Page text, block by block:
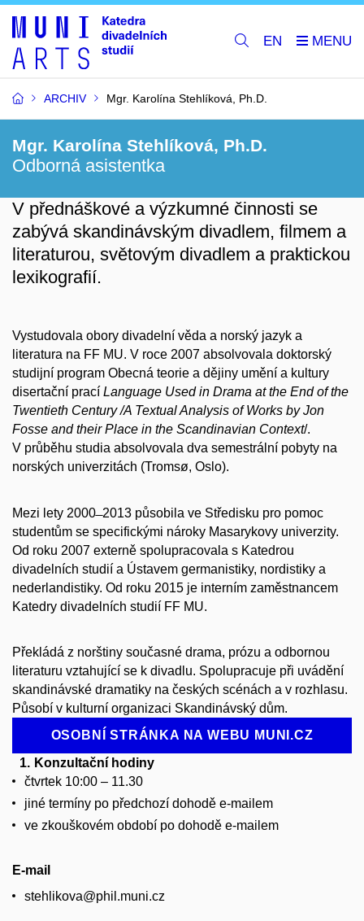
EN
ARCHIV Mgr. Karolína Stehlíková, Ph.D.
Mgr. Karolína Stehlíková, Ph.D.
Odborná asistentka
V přednáškové a výzkumné činnosti se
zabývá skandinávským divadlem, filmem a
literaturou, světovým divadlem a praktickou
lexikografií.
Vystudovala obory divadelní věda a norský jazyk a
literatura na FF MU. V roce 2007 absolvovala doktorský
studijní program Obecná teorie a dějiny umění a kultury
disertační prací Language Used in Drama at the End of the
Twentieth Century /A Textual Analysis of Works by Jon
Fosse and their Place in the Scandinavian Context/.
V průběhu studia absolvovala dva semestrální pobyty na
norských univerzitách (Tromsø, Oslo).
Mezi lety 2000 ̶ 2013 působila ve Středisku pro pomoc
studentům se specifickými nároky Masarykovy univerzity.
Od roku 2007 externě spolupracovala s Katedrou
divadelních studií a Ústavem germanistiky, nordistiky a
nederlandistiky. Od roku 2015 je interním zaměstnancem
Katedry divadelních studií FF MU.
Překládá z norštiny současné drama, prózu a odbornou
literaturu vztahující se k divadlu. Spolupracuje při uvádění
skandinávské dramatiky na českých scénách a v rozhlasu.
Působí v kulturní organizaci Skandinávský dům.
OSOBNÍ STRÁNKA NA WEBU MUNI.CZ
Konzultační hodiny
čtvrtek 10:00 – 11.30
jiné termíny po předchozí dohodě e-mailem
ve zkouškovém období po dohodě e-mailem
E-mail
stehlikova@phil.muni.cz